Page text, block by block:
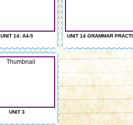
UNIT 14: A4-5 UNIT 14 GRAMMAR
UNIT 3